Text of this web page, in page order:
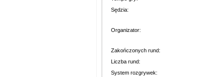
Sędzia:
Organizator:
Zakończonych rund:
Liczba rund:
System rozgrywek: